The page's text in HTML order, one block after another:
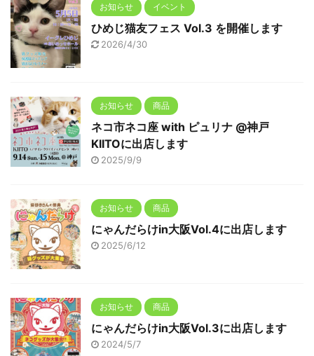
お知らせ イベント
ひめじ猫友フェス Vol.3 を開催します
2026/4/30
お知らせ 商品
ネコ市ネコ座 with ピュリナ @神戸
KIITOに出店します
2025/9/9
お知らせ 商品
にゃんだらけin大阪Vol.4に出店します
2025/6/12
お知らせ 商品
にゃんだらけin大阪Vol.3に出店します
2024/5/7